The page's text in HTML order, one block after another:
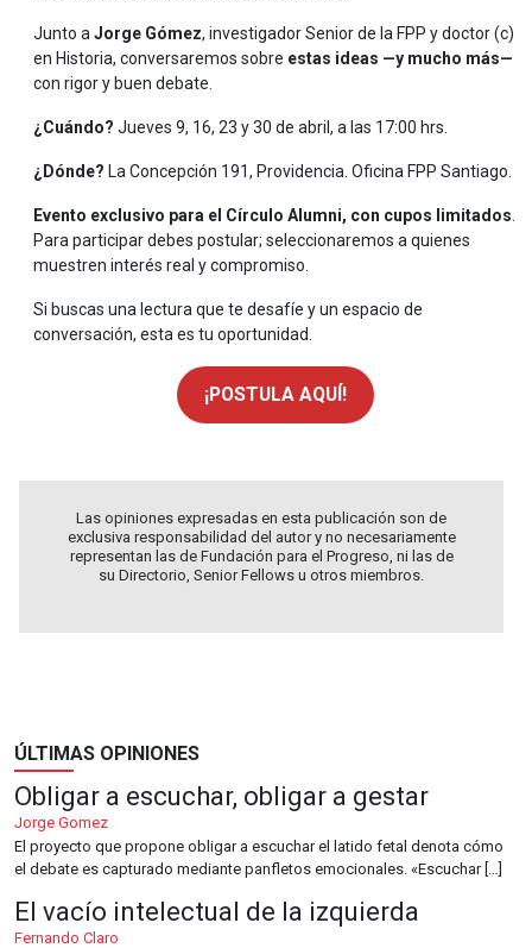
Junto a Jorge Gómez, investigador Senior de la FPP y doctor (c)
en Historia, conversaremos sobre estas ideas —y mucho más—
con rigor y buen debate.
¿Cuándo? Jueves 9, 16, 23 y 30 de abril, a las 17:00 hrs.
¿Dónde? La Concepción 191, Providencia. Oficina FPP Santiago.
Evento exclusivo para el Círculo Alumni, con cupos limitados
Para participar debes postular; seleccionaremos a quienes
muestren interés real y compromiso.
Si buscas una lectura que te desafíe y un espacio de
conversación, esta es tu oportunidad.
¡POSTULA AQUÍ!
Las opiniones expresadas en esta publicación son de
exclusiva responsabilidad del autor y no necesariamente
representan las de Fundación para el Progreso, ni las de
su Directorio, Senior Fellows u otros miembros.
ÚLTIMAS OPINIONES
Obligar a escuchar, obligar a gestar
Jorge Gomez
El proyecto que propone obligar a escuchar el latido fetal denota cómo
el debate es capturado mediante panfletos emocionales. «Escuchar […]
El vacío intelectual de la izquierda
Fernando Claro